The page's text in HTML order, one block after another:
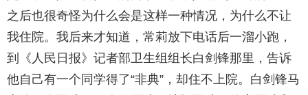
之后也很奇怪为什么会是这样一种情况，为什么不让
我住院。我后来才知道，常莉放下电话后一溜小跑，
到《人民日报》记者部卫生组组长白剑锋那里，告诉
他自己有一个同学得了“非典”，却住不上院。白剑锋马